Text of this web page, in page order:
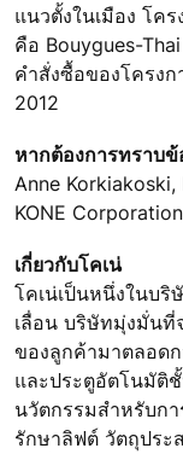
แนวตั้งในเมือง โค
คือ Bouygues-
คำสั่งซื้อของโครง
2012
หากต้องการทราบ
Anne
KONE
เกี่ยวกับโคเน่
โคเน่เป็นหนึ่งในบ
เลื่อน บริษัทมุ่งมั่นที่
ของลูกค้ามาตลอด
และประตูอัตโนมัติ
นวัตกรรมสำหรับก
รักษาลิฟต์ วัตถุปร